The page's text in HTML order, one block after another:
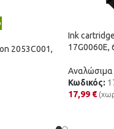
2053C001,
Ink
17G0060E,
Κωδικός:
17,99 €